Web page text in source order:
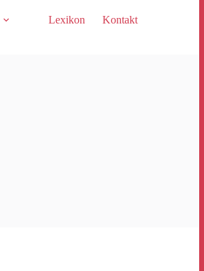
Lexikon Kontakt